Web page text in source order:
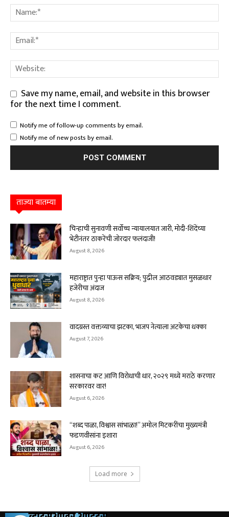
Save my name, email, and website in this browser
for the next time I comment.
Notify me of follow-up comments by email.
Notify me of new posts by email.
ताज्या बातम्या
चिन्हाची सुनावणी सर्वोच्च न्यायालयात जारी, मोदी-शिंदेंच्या
भेटीनंतर ठाकरेंची जोरदार फलंदाजी!
August 8, 2026
महाराष्ट्रात पुन्हा पाऊस सक्रिय; पुढील आठवड्यात मुसळधार
हजेरीचा अंदाज
August 8, 2026
वादग्रस्त वक्तव्याचा झटका, भाजप नेत्याला अटकेचा धक्का
August 7, 2026
शासनाचा कट आणि विरोधाची धार, २०२९ मध्ये मराठे करणार
सरकारवर वार!
August 6, 2026
“शब्द पाळा, विश्वास सांभाळा!” अमोल मिटकरींचा मुख्यमंत्री
फडणवीसांना इशारा
August 6, 2026
Load more